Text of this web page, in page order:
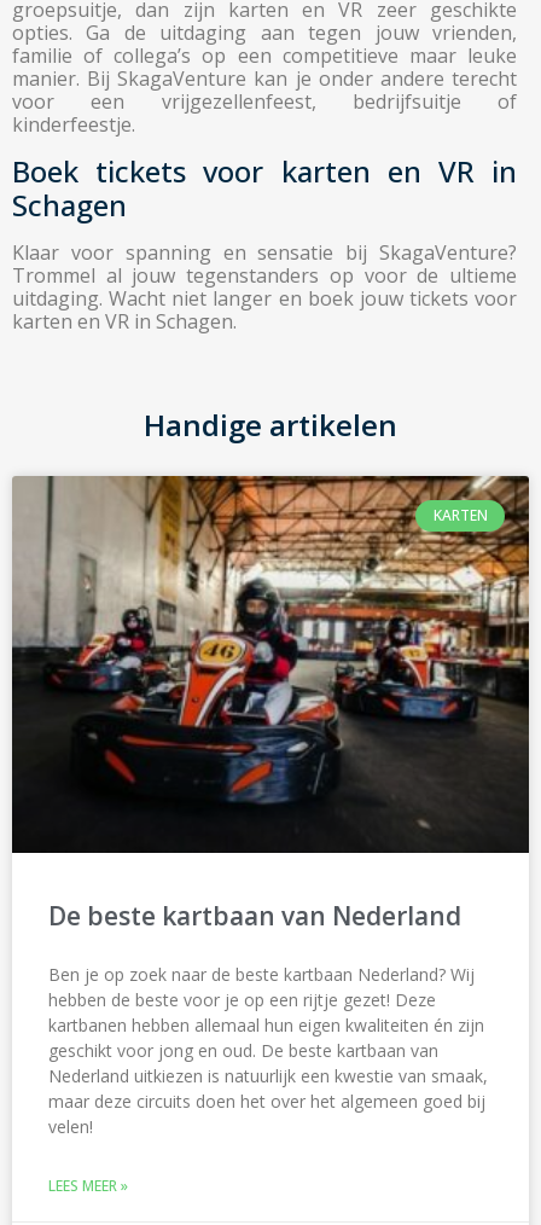
groepsuitje, dan zijn karten en VR zeer geschikte
opties. Ga de uitdaging aan tegen jouw vrienden,
familie of collega’s op een competitieve maar leuke
manier. Bij SkagaVenture kan je onder andere terecht
voor een vrijgezellenfeest, bedrijfsuitje of
kinderfeestje.
Boek tickets voor karten en VR in
Schagen
Klaar voor spanning en sensatie bij SkagaVenture?
Trommel al jouw tegenstanders op voor de ultieme
uitdaging. Wacht niet langer en boek jouw tickets voor
karten en VR in Schagen.
Handige artikelen
KARTEN
De beste kartbaan van Nederland
Ben je op zoek naar de beste kartbaan Nederland? Wij
hebben de beste voor je op een rijtje gezet! Deze
kartbanen hebben allemaal hun eigen kwaliteiten én zijn
geschikt voor jong en oud. De beste kartbaan van
Nederland uitkiezen is natuurlijk een kwestie van smaak,
maar deze circuits doen het over het algemeen goed bij
velen!
LEES MEER »